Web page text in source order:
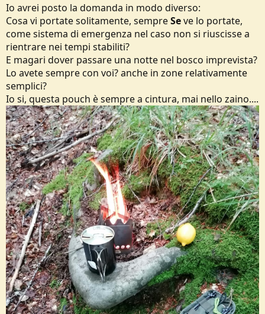
Io avrei posto la domanda in modo diverso:
Cosa vi portate solitamente, sempreSeve lo portate,
come sistema di emergenza nel caso non si riuscisse a
rientrare nei tempi stabiliti?
E magari dover passare una notte nel bosco imprevista?
Lo avete sempre con voi? anche in zone relativamente
semplici?
Io si, questa pouch è sempre a cintura, mai nello zaino....